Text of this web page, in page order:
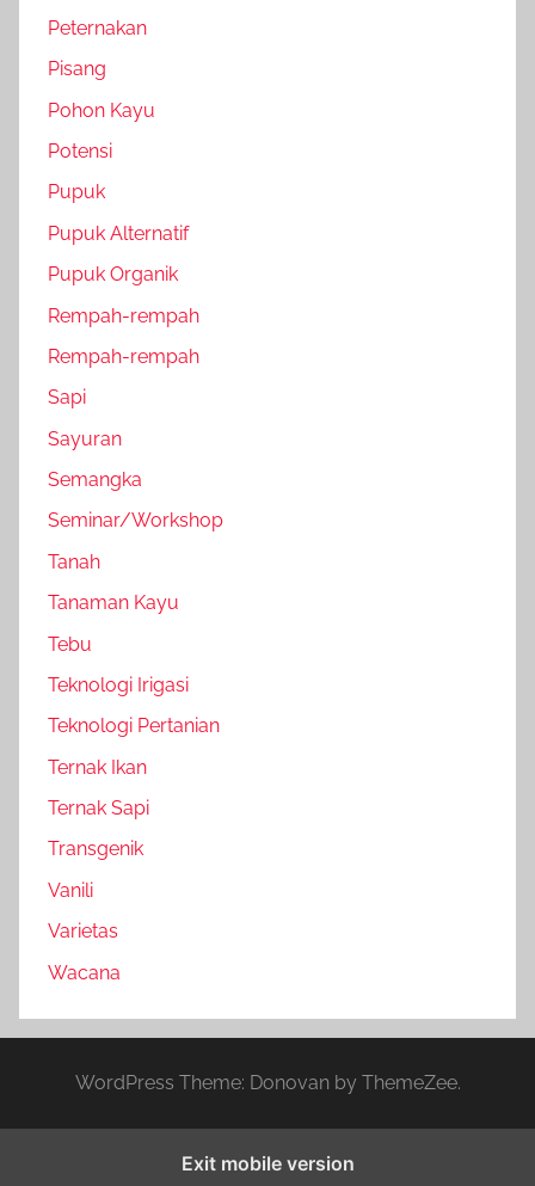
Peternakan
Pisang
Pohon Kayu
Potensi
Pupuk
Pupuk Alternatif
Pupuk Organik
Rempah-rempah
Rempah-rempah
Sapi
Sayuran
Semangka
Seminar/Workshop
Tanah
Tanaman Kayu
Tebu
Teknologi Irigasi
Teknologi Pertanian
Ternak Ikan
Ternak Sapi
Transgenik
Vanili
Varietas
Wacana
WordPress Theme: Donovan by ThemeZee.
Exit mobile version